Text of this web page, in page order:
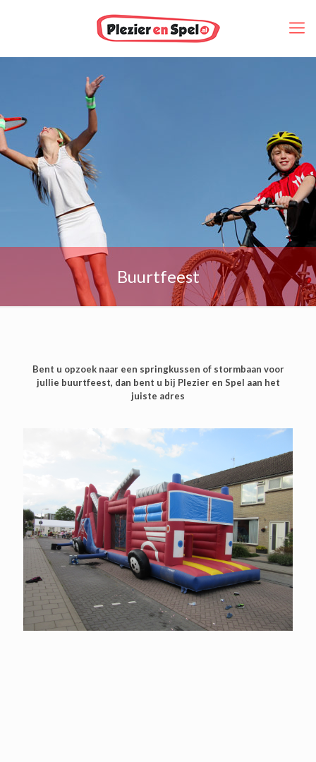
Buurtfeest
Bent u opzoek naar een springkussen of stormbaan voor
jullie buurtfeest, dan bent u bij Plezier en Spel aan het
juiste adres